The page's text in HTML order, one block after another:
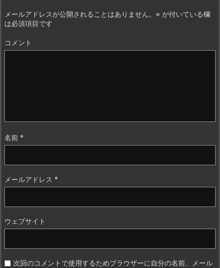
メールアドレスが公開されることはありません。 ※ が付いている欄
は必須項目です
コメント
名前 *
メールアドレス *
ウェブサイト
次回のコメントで使用するためブラウザーに自分の名前、メール